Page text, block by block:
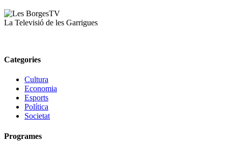
La Televisió de les Garrigues
Categories
Cultura
Economia
Esports
Política
Societat
Programes